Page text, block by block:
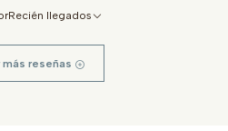
Recién llegados
más reseñas